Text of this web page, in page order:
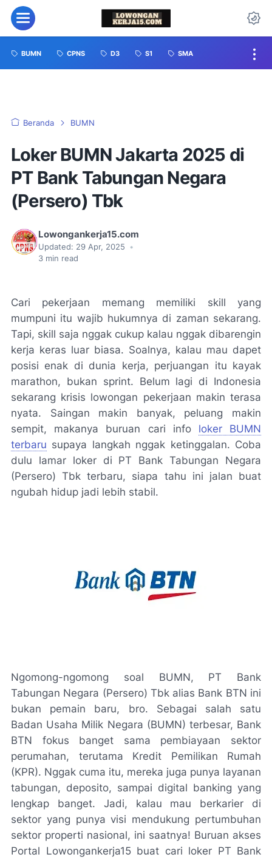
BUMN CPNS D3 S1 SMA
Beranda BUMN
Loker BUMN Jakarta 2025 di
PT Bank Tabungan Negara
(Persero) Tbk
Lowongankerja15.com
Updated: 29 Apr, 2025
•
3 min read
Cari pekerjaan memang memiliki skill yang
mumpuni itu wajib hukumnya di zaman sekarang.
Tapi, skill saja nggak cukup kalau nggak dibarengin
kerja keras luar biasa. Soalnya, kalau mau dapet
posisi enak di dunia kerja, perjuangan itu kayak
marathon, bukan sprint. Belum lagi di Indonesia
sekarang krisis lowongan pekerjaan makin terasa
nyata. Saingan makin banyak, peluang makin
sempit, makanya buruan cari info loker BUMN
terbaru supaya langkah nggak ketinggalan. Coba
dulu lamar loker di PT Bank Tabungan Negara
(Persero) Tbk terbaru, siapa tahu ini jalan buat
ngubah hidup jadi lebih stabil.
Ngomong-ngomong soal BUMN, PT Bank
Tabungan Negara (Persero) Tbk alias Bank BTN ini
bukan pemain baru, bro. Sebagai salah satu
Badan Usaha Milik Negara (BUMN) terbesar, Bank
BTN fokus banget sama pembiayaan sektor
perumahan, terutama Kredit Pemilikan Rumah
(KPR). Nggak cuma itu, mereka juga punya layanan
tabungan, deposito, sampai digital banking yang
lengkap banget. Jadi, kalau mau berkarier di
sektor yang punya visi mendukung pertumbuhan
sektor properti nasional, ini saatnya! Buruan akses
Portal Lowongankerja15 buat cari loker PT Bank